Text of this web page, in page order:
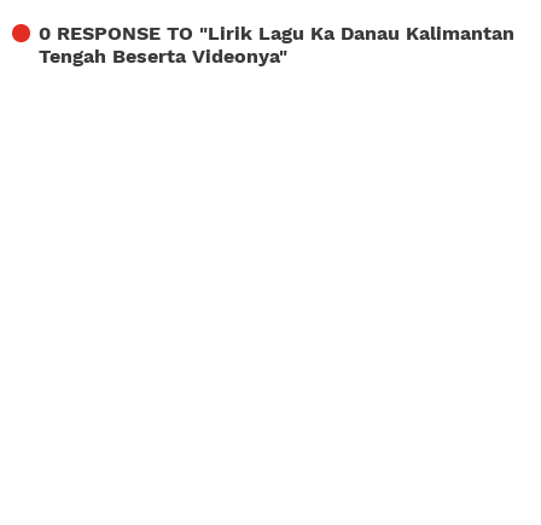
0 RESPONSE TO "Lirik Lagu Ka Danau Kalimantan
Tengah Beserta Videonya"